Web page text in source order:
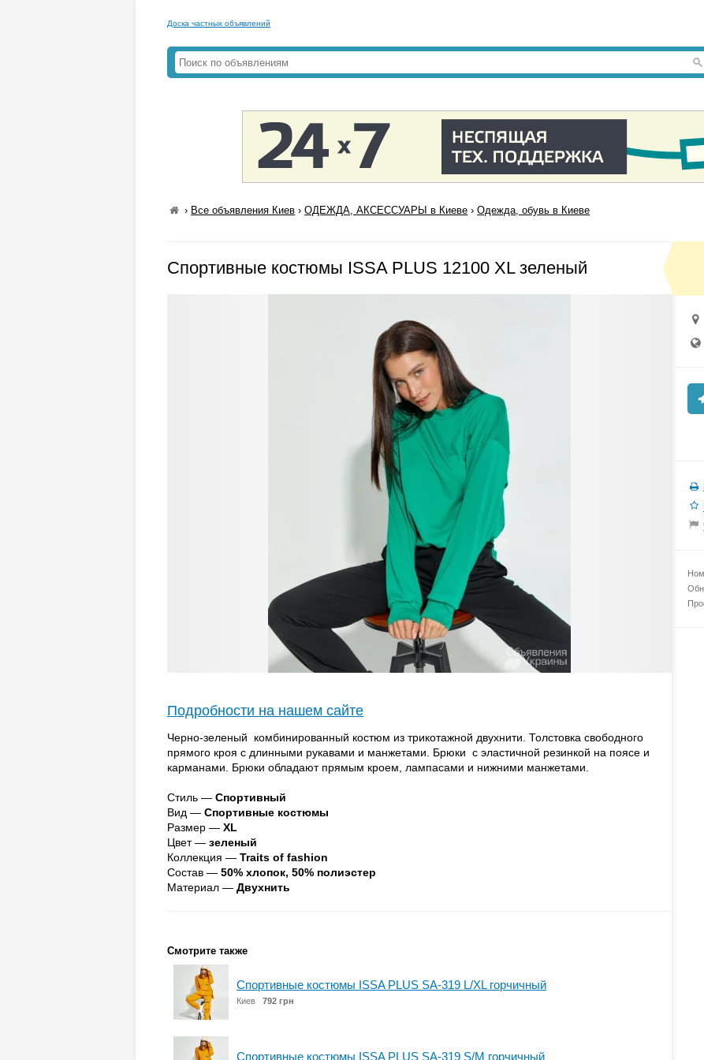
Доска частных объявлений
› Все объявления Киев ›ОДЕЖДА, АКСЕССУАРЫ в Киеве ›Одежда, обувь в Киеве
Спортивные костюмы ISSA PLUS 12100 XL зеленый
Подробности на нашем сайте
Черно-зеленый комбинированный костюм из трикотажной двухнити. Толстовка свободного
прямого кроя с длинными рукавами и манжетами. Брюки с эластичной резинкой на поясе и
карманами. Брюки обладают прямым кроем, лампасами и нижними манжетами.
Стиль — Спортивный
Вид — Спортивные костюмы
Размер — XL
Цвет — зеленый
Коллекция — Traits of fashion
Состав — 50% хлопок, 50% полиэстер
Материал — Двухнить
Смотрите также
Спортивные костюмы ISSA PLUS SA-319 L/XL горчичный
Киев 792 грн
Спортивные костюмы ISSA PLUS SA-319 S/M горчичный